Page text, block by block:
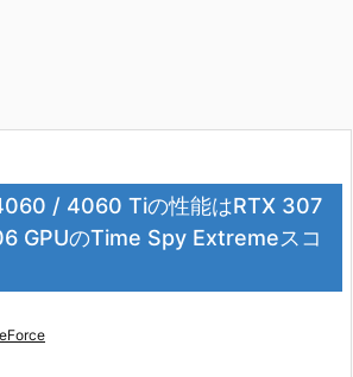
/ 4060 Tiの性能はRTX 307
GPUのTime Spy Extremeスコ